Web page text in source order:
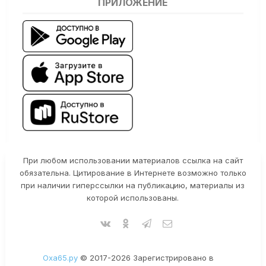
ПРИЛОЖЕНИЕ
При любом использовании материалов ссылка на сайт
обязательна. Цитирование в Интернете возможно только
при наличии гиперссылки на публикацию, материалы из
которой использованы.
Оха65.ру© 2017-2026 Зарегистрировано в